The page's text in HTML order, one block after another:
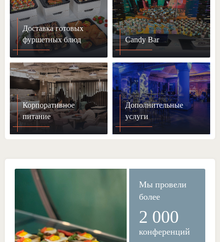
Доставка готовых
фуршетных блюд
Candy Bar
Корпоративное
питание
Дополнительные
услуги
Мы провели
более
2 000
конференций